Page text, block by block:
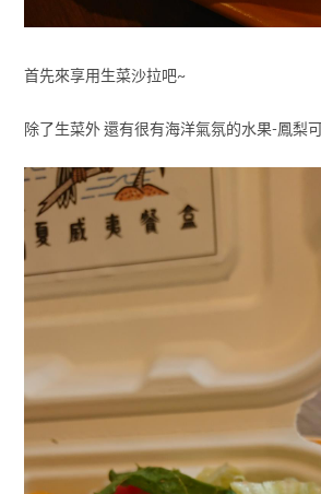
首先來享用生菜沙拉吧~
除了生菜外 還有很有海洋氣氛的水果-鳳梨